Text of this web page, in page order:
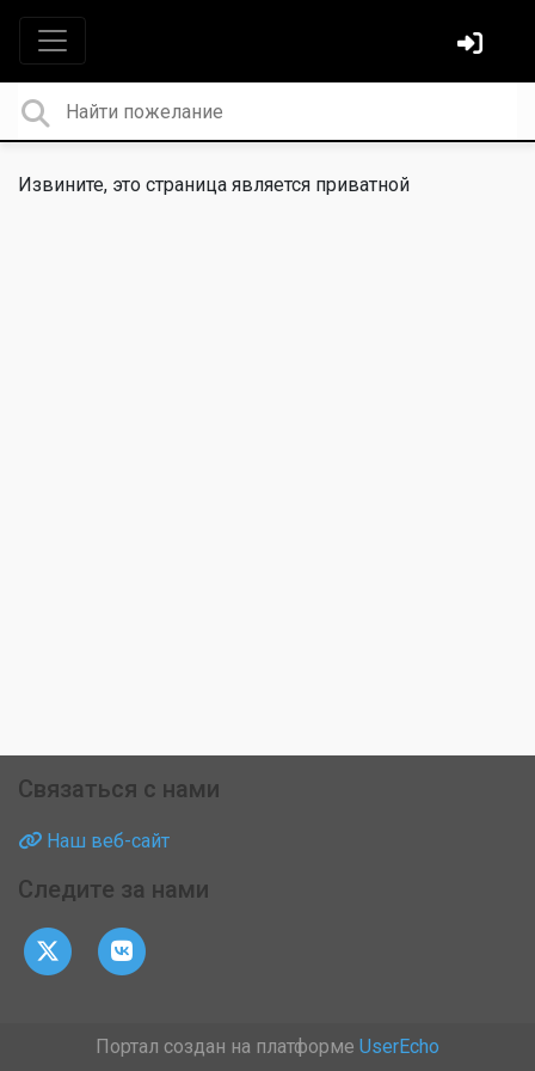
Извините, это страница является приватной
Связаться с нами
Наш веб-сайт
Следите за нами
Портал создан на платформе UserEcho